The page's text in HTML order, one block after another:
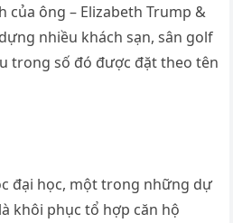
của ông – Elizabeth Trump &
nhiều khách sạn, sân golf
trong số đó được đặt theo tên
đại học, một trong những dự
khôi phục tổ hợp căn hộ